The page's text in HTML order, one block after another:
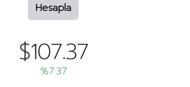
Hesapla
$107.37
%7.37